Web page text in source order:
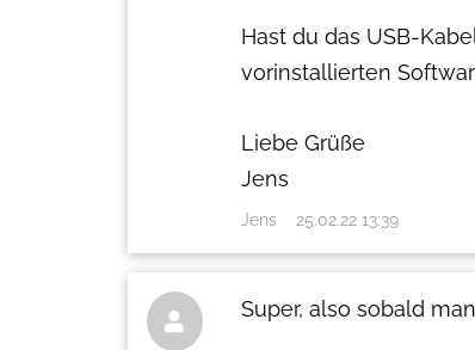
Hast du das USB-
vorinstallierten
Liebe Grüße
Jens
Jens 25.02.22 13:39
 Super, also sobald